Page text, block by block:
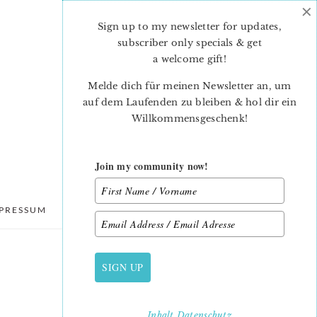
DATENSCHUTZ
PRIMARY
SIDEBAR
Sign up to my newsletter for updates,
subscriber only specials & get
a welcome gift!
Melde dich für meinen Newsletter an, um
auf dem Laufenden zu bleiben & hol dir ein
Willkommensgeschenk!
Join my community now!
SIGN UP
×